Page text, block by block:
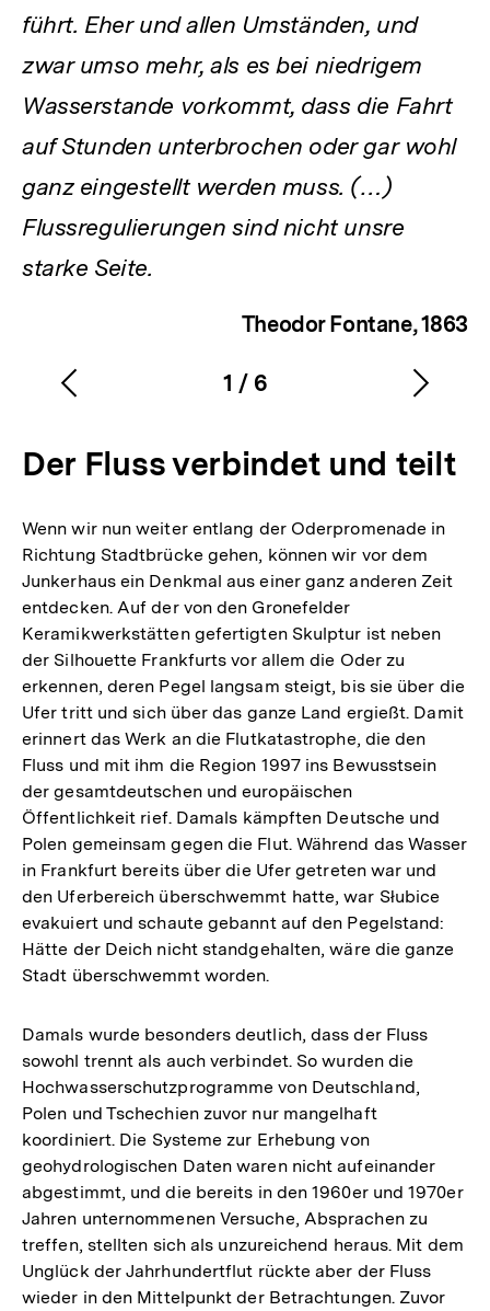
führt. Eher und allen Umständen, und
zwar umso mehr, als es bei niedrigem
Wasserstande vorkommt, dass die Fahrt
auf Stunden unterbrochen oder gar wohl
ganz eingestellt werden muss. (…)
Flussregulierungen sind nicht unsre
starke Seite.
Theodor Fontane, 1863
Karussellinhalt
1
von
/ 6
Vorherigen
anzeigen
Der Fluss verbindet und teilt
Wenn wir nun weiter entlang der Oderpromenade in
Richtung Stadtbrücke gehen, können wir vor dem
Junkerhaus ein Denkmal aus einer ganz anderen Zeit
entdecken. Auf der von den Gronefelder
Keramikwerkstätten gefertigten Skulptur ist neben
der Silhouette Frankfurts vor allem die Oder zu
erkennen, deren Pegel langsam steigt, bis sie über die
Ufer tritt und sich über das ganze Land ergießt. Damit
erinnert das Werk an die Flutkatastrophe, die den
Fluss und mit ihm die Region 1997 ins Bewusstsein
der gesamtdeutschen und europäischen
Öffentlichkeit rief. Damals kämpften Deutsche und
Polen gemeinsam gegen die Flut. Während das Wasser
in Frankfurt bereits über die Ufer getreten war und
den Uferbereich überschwemmt hatte, war Słubice
evakuiert und schaute gebannt auf den Pegelstand:
Hätte der Deich nicht standgehalten, wäre die ganze
Stadt überschwemmt worden.
Damals wurde besonders deutlich, dass der Fluss
sowohl trennt als auch verbindet. So wurden die
Hochwasserschutzprogramme von Deutschland,
Polen und Tschechien zuvor nur mangelhaft
koordiniert. Die Systeme zur Erhebung von
geohydrologischen Daten waren nicht aufeinander
abgestimmt, und die bereits in den 1960er und 1970er
Jahren unternommenen Versuche, Absprachen zu
treffen, stellten sich als unzureichend heraus. Mit dem
Unglück der Jahrhundertflut rückte aber der Fluss
wieder in den Mittelpunkt der Betrachtungen. Zuvor